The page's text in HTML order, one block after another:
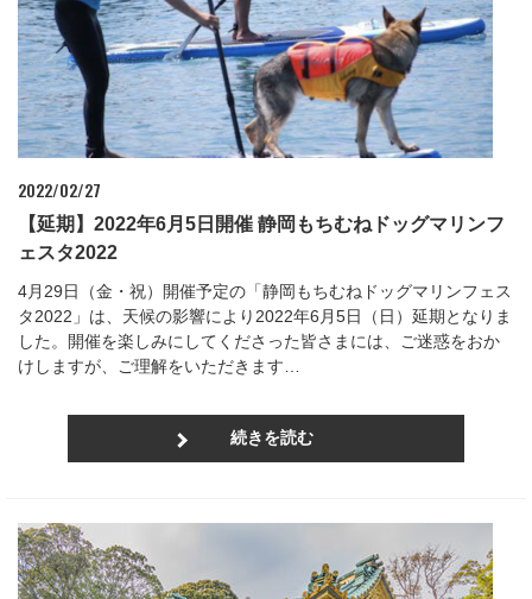
2022/02/27
【延期】2022年6月5日開催 静岡もちむねドッグマリンフ
ェスタ2022
4月29日（金・祝）開催予定の「静岡もちむねドッグマリンフェス
タ2022」は、天候の影響により2022年6月5日（日）延期となりま
した。開催を楽しみにしてくださった皆さまには、ご迷惑をおか
けしますが、ご理解をいただきます…
続きを読む